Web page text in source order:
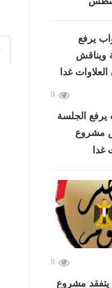
0
الجلسة
مشروع
غدا
0
يتفقد مشروع